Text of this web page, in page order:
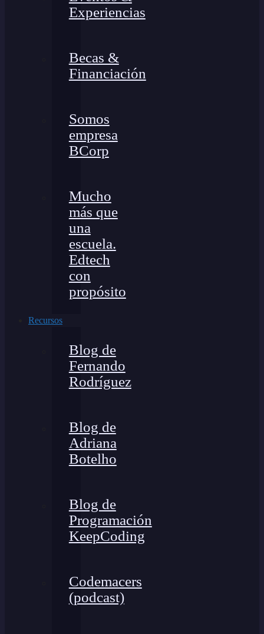
Experiencias
Becas &
Financiación
Somos
empresa
BCorp
Mucho
más que
una
escuela.
Edtech
con
propósito
Recursos
Blog de
Fernando
Rodríguez
Blog de
Adriana
Botelho
Blog de
Programación
KeepCoding
Codemacers
(podcast)